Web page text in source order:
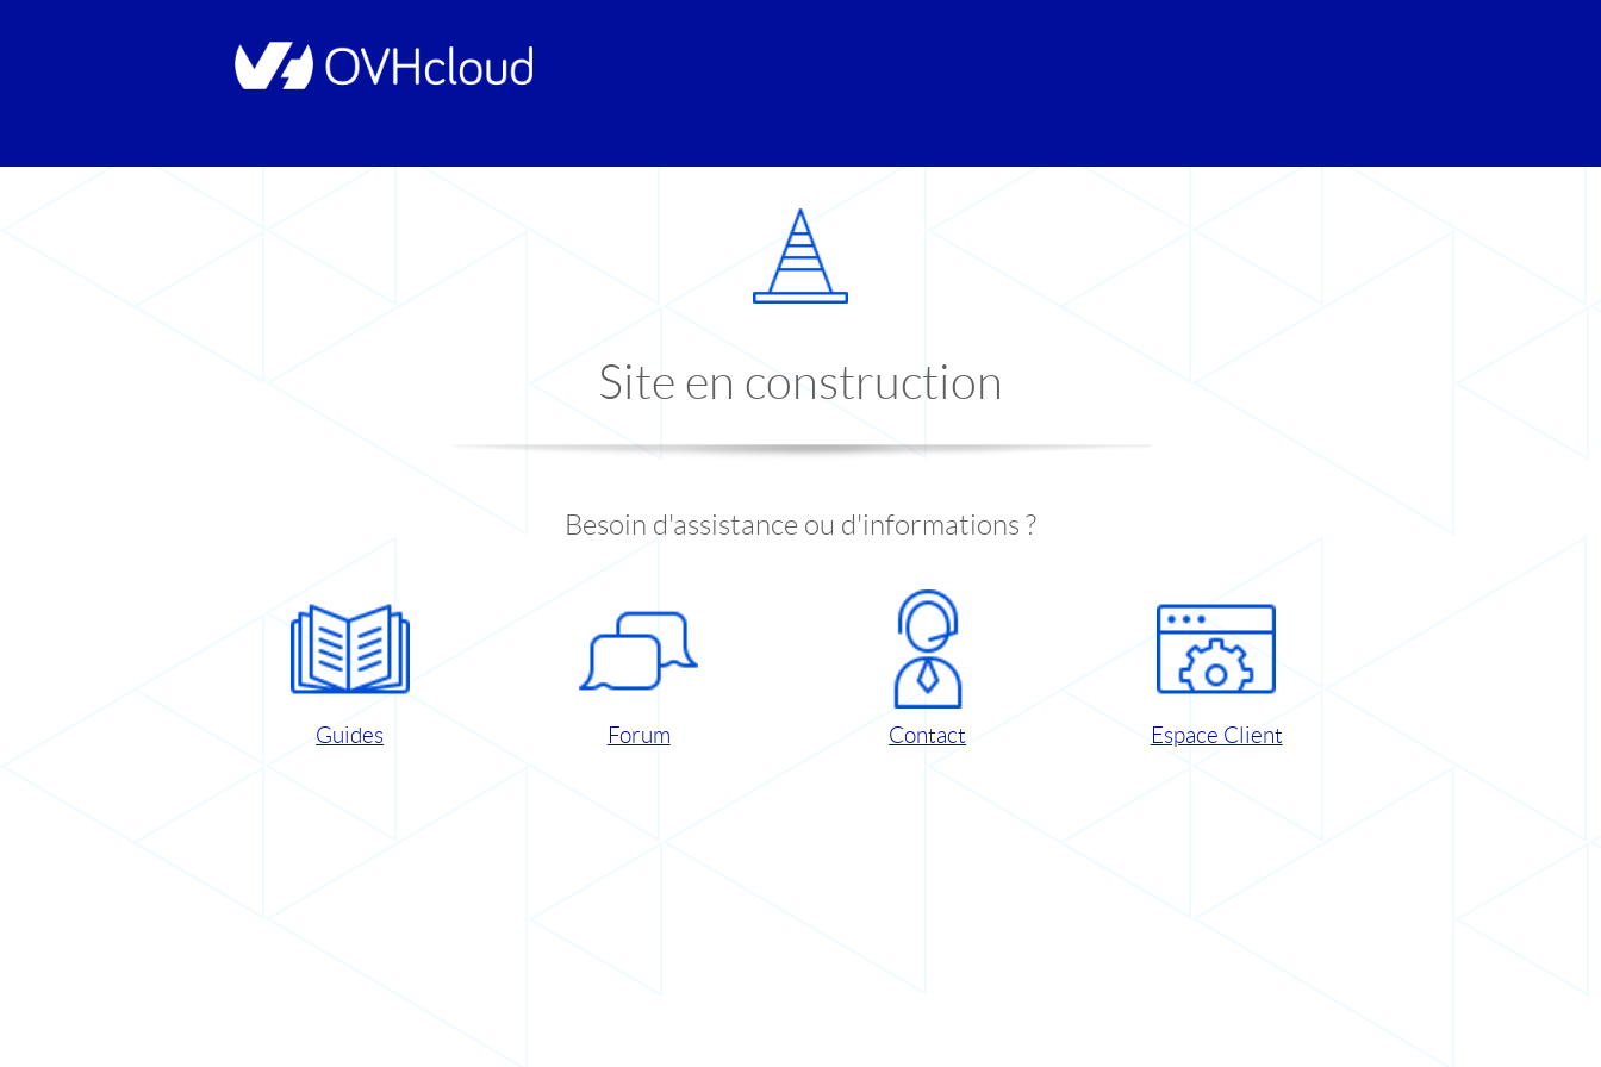
Site en construction
Besoin d'assistance ou d'informations ?
Guides Forum Contact Espace Client